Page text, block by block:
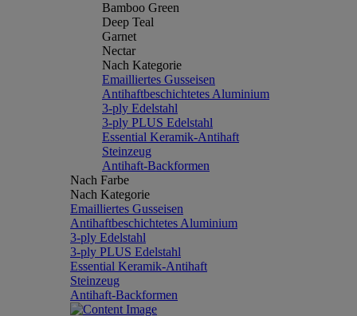
Bamboo Green
Deep Teal
Garnet
Nectar
Nach Kategorie
Emailliertes Gusseisen
Antihaftbeschichtetes Aluminium
3-ply Edelstahl
3-ply PLUS Edelstahl
Essential Keramik-Antihaft
Steinzeug
Antihaft-Backformen
Nach Farbe
Nach Kategorie
Emailliertes Gusseisen
Antihaftbeschichtetes Aluminium
3-ply Edelstahl
3-ply PLUS Edelstahl
Essential Keramik-Antihaft
Steinzeug
Antihaft-Backformen